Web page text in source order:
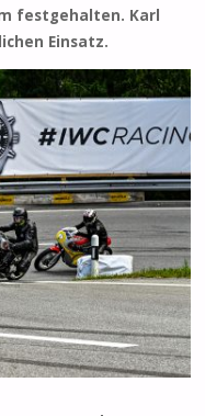
festgehalten. Karl
Einsatz.